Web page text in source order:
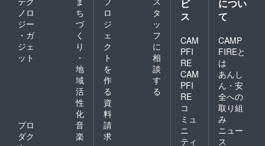
ノロ
ジー
・ガ
ジェ
ット
ち
づ
く
り
・
地
域
活
性
化
プロ
ダク
音
楽
ロ
ジ
ェ
ク
ト
を
作
る
タ
ッ
フ
に
相
談
す
る
資
料
請
求
ビ
ス
CAM
PFI
RE
CAM
PFI
RE
コ
ミュ
ニ
ティ
につい
て
CAMP
FIREと
は
あんし
ん・安
全への
取り組
み
ニュー
ス